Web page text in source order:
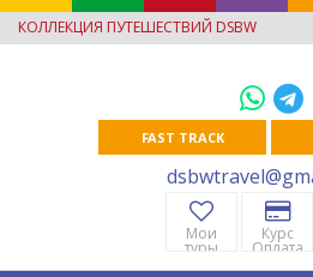
КОЛЛЕКЦИЯ ПУТЕШЕСТВИЙ DSBW
FAST TRACK
Мои
туры
Курс
Оплата